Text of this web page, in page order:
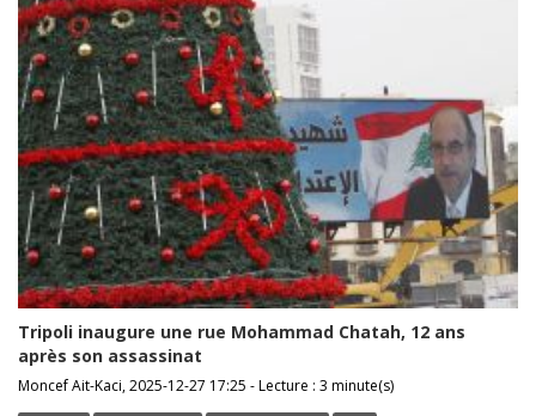
Tripoli inaugure une rue Mohammad Chatah, 12 ans
après son assassinat
Moncef Ait-Kaci, 2025-12-27 17:25 - Lecture : 3 minute(s)